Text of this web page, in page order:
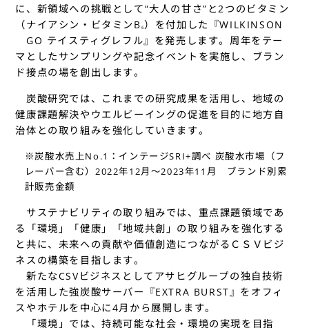
に、新領域への挑戦として“大人の甘さ”と2つのビタミン
（ナイアシン・ビタミンB 6）を付加した『WILKINSON
GO テイスティグレフル』を発売します。周年をテー
マとしたサンプリングや記念イベントを実施し、ブラン
ド接点の場を創出します。
炭酸研究では、これまでの研究成果を活用し、地域の
健康課題解決やウエルビーイングの促進を目的に地方自
治体との取り組みを強化していきます。
※炭酸水売上No.1：インテージSRI+調べ 炭酸水市場（フ
レーバー含む）2022年12月～2023年11月 ブランド別累
計販売金額
サステナビリティの取り組みでは、重点課題領域であ
る「環境」「健康」「地域共創」の取り組みを強化する
と共に、未来への貢献や価値創造につながるＣＳＶビジ
ネスの構築を目指します。
新たなCSVビジネスとしてアサヒグループの独自技術
を活用した強炭酸サーバー『EXTRA BURST』をオフィ
スやホテルを中心に4月から展開します。
「環境」では、持続可能な社会・環境の実現を目指